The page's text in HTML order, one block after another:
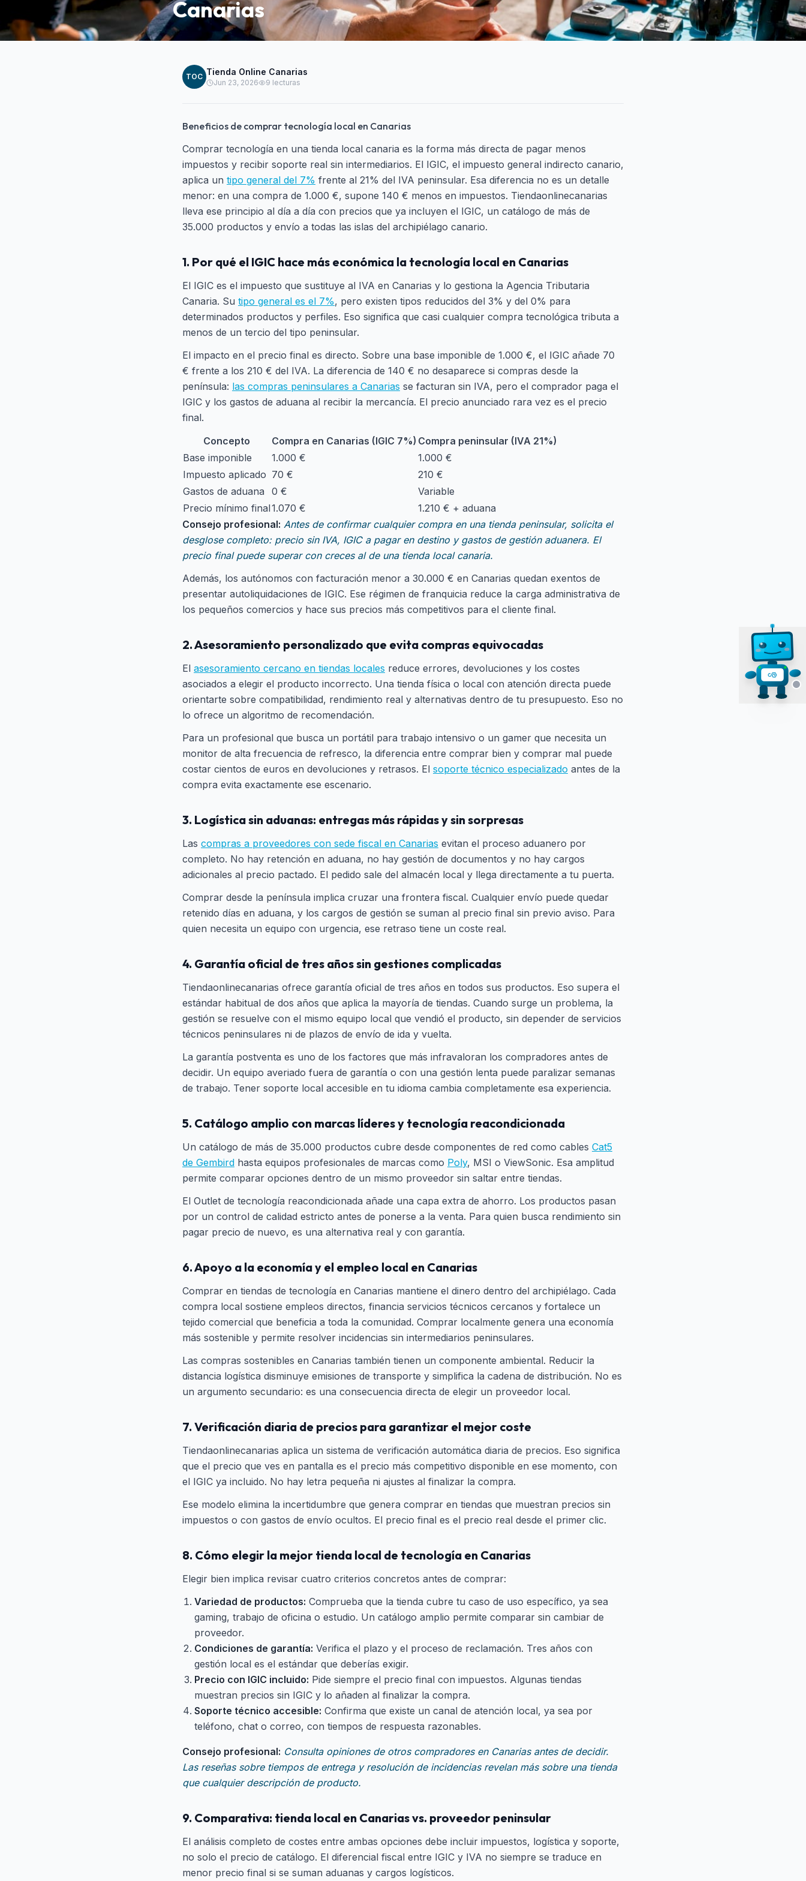
Canarias
TOC Tienda Online Canarias
Jun 23, 2026 9 lecturas
Beneficios de comprar tecnología local en Canarias
Comprar tecnología en una tienda local canaria es la forma más directa de pagar menos
impuestos y recibir soporte real sin intermediarios. El IGIC, el impuesto general indirecto canario,
aplica un tipo general del 7% frente al 21% del IVA peninsular. Esa diferencia no es un detalle
menor: en una compra de 1.000 €, supone 140 € menos en impuestos. Tiendaonlinecanarias
lleva ese principio al día a día con precios que ya incluyen el IGIC, un catálogo de más de
35.000 productos y envío a todas las islas del archipiélago canario.
1. Por qué el IGIC hace más económica la tecnología local en Canarias
El IGIC es el impuesto que sustituye al IVA en Canarias y lo gestiona la Agencia Tributaria
Canaria. Su tipo general es el 7%, pero existen tipos reducidos del 3% y del 0% para
determinados productos y perfiles. Eso significa que casi cualquier compra tecnológica tributa a
menos de un tercio del tipo peninsular.
El impacto en el precio final es directo. Sobre una base imponible de 1.000 €, el IGIC añade 70
€ frente a los 210 € del IVA. La diferencia de 140 € no desaparece si compras desde la
península: las compras peninsulares a Canarias se facturan sin IVA, pero el comprador paga el
IGIC y los gastos de aduana al recibir la mercancía. El precio anunciado rara vez es el precio
final.
Concepto
Compra en Canarias (IGIC 7%) Compra peninsular (IVA 21%)
Base imponible
1.000 €
1.000 €
Impuesto aplicado 70 €
210 €
Gastos de aduana
0 €
Variable
Precio mínimo final1.070 €
1.210 € + aduana
Consejo profesional: Antes de confirmar cualquier compra en una tienda peninsular, solicita el
desglose completo: precio sin IVA, IGIC a pagar en destino y gastos de gestión aduanera. El
precio final puede superar con creces al de una tienda local canaria.
Además, los autónomos con facturación menor a 30.000 € en Canarias quedan exentos de
presentar autoliquidaciones de IGIC. Ese régimen de franquicia reduce la carga administrativa de
los pequeños comercios y hace sus precios más competitivos para el cliente final.
2. Asesoramiento personalizado que evita compras equivocadas
El asesoramiento cercano en tiendas locales reduce errores, devoluciones y los costes
asociados a elegir el producto incorrecto. Una tienda física o local con atención directa puede
orientarte sobre compatibilidad, rendimiento real y alternativas dentro de tu presupuesto. Eso no
lo ofrece un algoritmo de recomendación.
Para un profesional que busca un portátil para trabajo intensivo o un gamer que necesita un
monitor de alta frecuencia de refresco, la diferencia entre comprar bien y comprar mal puede
costar cientos de euros en devoluciones y retrasos. El soporte técnico especializado antes de la
compra evita exactamente ese escenario.
3. Logística sin aduanas: entregas más rápidas y sin sorpresas
Las compras a proveedores con sede fiscal en Canarias evitan el proceso aduanero por
completo. No hay retención en aduana, no hay gestión de documentos y no hay cargos
adicionales al precio pactado. El pedido sale del almacén local y llega directamente a tu puerta.
Comprar desde la península implica cruzar una frontera fiscal. Cualquier envío puede quedar
retenido días en aduana, y los cargos de gestión se suman al precio final sin previo aviso. Para
quien necesita un equipo con urgencia, ese retraso tiene un coste real.
4. Garantía oficial de tres años sin gestiones complicadas
Tiendaonlinecanarias ofrece garantía oficial de tres años en todos sus productos. Eso supera el
estándar habitual de dos años que aplica la mayoría de tiendas. Cuando surge un problema, la
gestión se resuelve con el mismo equipo local que vendió el producto, sin depender de servicios
técnicos peninsulares ni de plazos de envío de ida y vuelta.
La garantía postventa es uno de los factores que más infravaloran los compradores antes de
decidir. Un equipo averiado fuera de garantía o con una gestión lenta puede paralizar semanas
de trabajo. Tener soporte local accesible en tu idioma cambia completamente esa experiencia.
5. Catálogo amplio con marcas líderes y tecnología reacondicionada
Un catálogo de más de 35.000 productos cubre desde componentes de red como cables Cat5
de Gembird hasta equipos profesionales de marcas como Poly, MSI o ViewSonic. Esa amplitud
permite comparar opciones dentro de un mismo proveedor sin saltar entre tiendas.
El Outlet de tecnología reacondicionada añade una capa extra de ahorro. Los productos pasan
por un control de calidad estricto antes de ponerse a la venta. Para quien busca rendimiento sin
pagar precio de nuevo, es una alternativa real y con garantía.
6. Apoyo a la economía y el empleo local en Canarias
Comprar en tiendas de tecnología en Canarias mantiene el dinero dentro del archipiélago. Cada
compra local sostiene empleos directos, financia servicios técnicos cercanos y fortalece un
tejido comercial que beneficia a toda la comunidad. Comprar localmente genera una economía
más sostenible y permite resolver incidencias sin intermediarios peninsulares.
Las compras sostenibles en Canarias también tienen un componente ambiental. Reducir la
distancia logística disminuye emisiones de transporte y simplifica la cadena de distribución. No es
un argumento secundario: es una consecuencia directa de elegir un proveedor local.
7. Verificación diaria de precios para garantizar el mejor coste
Tiendaonlinecanarias aplica un sistema de verificación automática diaria de precios. Eso significa
que el precio que ves en pantalla es el precio más competitivo disponible en ese momento, con
el IGIC ya incluido. No hay letra pequeña ni ajustes al finalizar la compra.
Ese modelo elimina la incertidumbre que genera comprar en tiendas que muestran precios sin
impuestos o con gastos de envío ocultos. El precio final es el precio real desde el primer clic.
8. Cómo elegir la mejor tienda local de tecnología en Canarias
Elegir bien implica revisar cuatro criterios concretos antes de comprar:
Variedad de productos: Comprueba que la tienda cubre tu caso de uso específico, ya sea
gaming, trabajo de oficina o estudio. Un catálogo amplio permite comparar sin cambiar de
proveedor.
Condiciones de garantía: Verifica el plazo y el proceso de reclamación. Tres años con
gestión local es el estándar que deberías exigir.
Precio con IGIC incluido: Pide siempre el precio final con impuestos. Algunas tiendas
muestran precios sin IGIC y lo añaden al finalizar la compra.
Soporte técnico accesible: Confirma que existe un canal de atención local, ya sea por
teléfono, chat o correo, con tiempos de respuesta razonables.
Consejo profesional: Consulta opiniones de otros compradores en Canarias antes de decidir.
Las reseñas sobre tiempos de entrega y resolución de incidencias revelan más sobre una tienda
que cualquier descripción de producto.
9. Comparativa: tienda local en Canarias vs. proveedor peninsular
El análisis completo de costes entre ambas opciones debe incluir impuestos, logística y soporte,
no solo el precio de catálogo. El diferencial fiscal entre IGIC y IVA no siempre se traduce en
menor precio final si se suman aduanas y cargos logísticos.